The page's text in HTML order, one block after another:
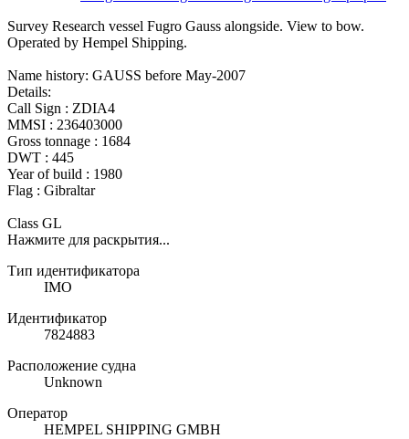
Survey Research vessel Fugro Gauss alongside. View to bow.
Operated by Hempel Shipping.
Name history: GAUSS before May-2007
Details:
Call Sign : ZDIA4
MMSI : 236403000
Gross tonnage : 1684
DWT : 445
Year of build : 1980
Flag : Gibraltar
Class GL
Нажмите для раскрытия...
Тип идентификатора
IMO
Идентификатор
7824883
Расположение судна
Unknown
Оператор
HEMPEL SHIPPING GMBH